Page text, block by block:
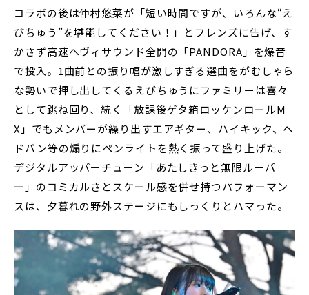
コラボの後は仲村悠菜が「短い時間ですが、いろんな“え
びちゅう”を堪能してください！」とフレンズに告げ、す
かさず高速ヘヴィサウンド全開の「PANDORA」を爆音
で投入。1曲前との振り幅が激しすぎる選曲をがむしゃら
な勢いで押し出してくるえびちゅうにファミリーは喜々
として跳ね回り、続く「放課後ゲタ箱ロッケンロールM
X」でもメンバーが繰り出すエアギター、ハイキック、ヘ
ドバン等の煽りにペンライトを熱く振って盛り上げた。
デジタルアッパーチューン「あたしきっと無限ルーパ
ー」のコミカルさとスケール感を併せ持つパフォーマン
スは、夕暮れの野外ステージにもしっくりとハマった。